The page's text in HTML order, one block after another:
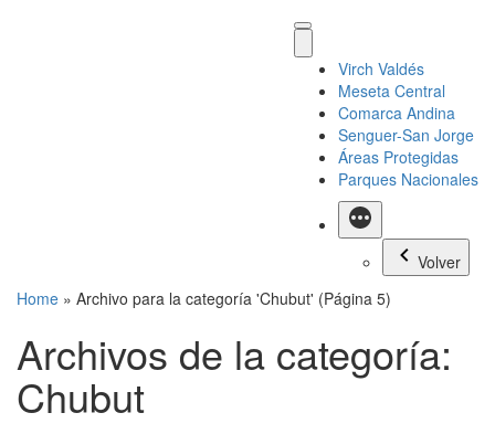
Virch Valdés
Meseta Central
Comarca Andina
Senguer-San Jorge
Áreas Protegidas
Parques Nacionales
Más
Volver
Home » Archivo para la categoría 'Chubut' (Página 5)
Archivos de la categoría:
Chubut